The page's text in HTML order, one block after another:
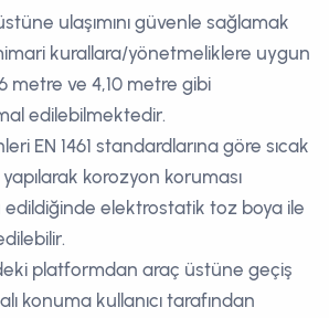
ulaşımını güvenle sağlamak
kurallara/yönetmeliklere uygun
metre ve 4,10 metre gibi
edilebilmektedir.
EN 1461 standardlarına göre sıcak
korozyon koruması
edildiğinde elektrostatik toz boya ile
platformdan araç üstüne geçiş
konuma kullanıcı tarafından